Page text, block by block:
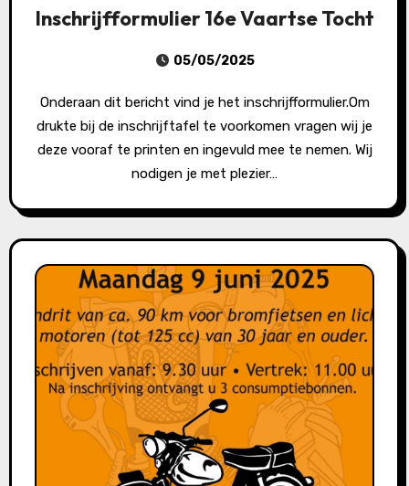
Inschrijfformulier 16e Vaartse Tocht
05/05/2025
Onderaan dit bericht vind je het inschrijfformulier.Om
drukte bij de inschrijftafel te voorkomen vragen wij je
deze vooraf te printen en ingevuld mee te nemen. Wij
nodigen je met plezier…